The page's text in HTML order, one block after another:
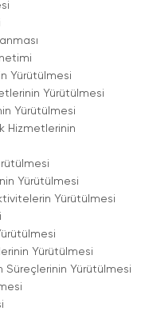
Yürütülmesi
Yürütülmesi
Yürütülmesi
Hizmetlerinin
Yürütülmesi
Yürütülmesi
Yürütülmesi
Yürütülmesi